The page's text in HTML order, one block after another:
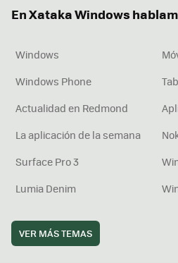
En Xataka Windows
Windows
Windows Phone
Actualidad en Redmond
La aplicación de la semana
Surface Pro 3
Lumia Denim
VER MÁS TEMAS